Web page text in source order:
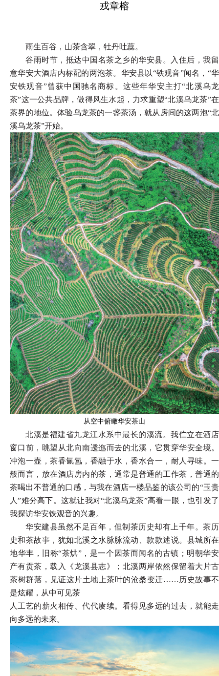
戎章榕
雨生百谷，山茶含翠，牡丹吐蕊。
谷雨时节，抵达中国名茶之乡的华安县。入住后，我留
意华安大酒店内标配的两泡茶。华安县以“铁观音”闻名，“华
安铁观音”曾获中国驰名商标。这些年华安主打“北溪乌龙
茶”这一公共品牌，做得风生水起，力求重塑“北溪乌龙茶”在
茶界的地位。体验乌龙茶的一盏茶汤，就从房间的这两泡“北
溪乌龙茶”开始。
从空中俯瞰华安茶山
北溪是福建省九龙江水系中最长的溪流。我伫立在酒店
窗口前，眺望从北向南逶迤而去的北溪，它贯穿华安全境。
冲泡一壶，茶香氤氲，香融于水，香水合一，耐人寻味。一
般而言，放在酒店房内的茶，通常是普通的工作茶，普通的
茶喝出不普通的口感，与我在酒店一楼品鉴的该公司的“玉贵
人”难分高下。这就让我对“北溪乌龙茶”高看一眼，也引发了
我探访华安铁观音的兴趣。
华安建县虽然不足百年，但制茶历史却有上千年。茶历
史和茶故事，犹如北溪之水脉脉流动、款款述说。县城所在
地华丰，旧称“茶烘”，是一个因茶而闻名的古镇；明朝华安
产有贡茶，载入《龙溪县志》；北溪两岸依然保留着大片古
茶树群落，见证这片土地上茶叶的沧桑变迁……历史故事不
是炫耀，从中可见茶
人工艺的薪火相传、代代赓续。看得见多远的过去，就能走
向多远的未来。